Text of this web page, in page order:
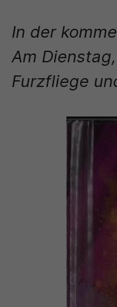
In der
Am
Furzfliege